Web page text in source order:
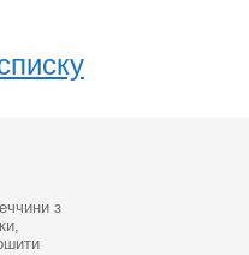
з